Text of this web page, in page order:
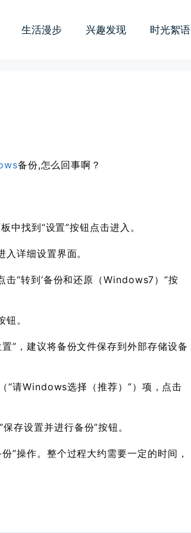
生活漫步 兴趣发现 时光絮语
备份,怎么回事啊？
中找到“设置”按钮点击进入。
详细设置界面。
击“转到‘备份和还原（Windows7）”按
。
”，建议将备份文件保存到外部存储设备
“请Windows选择（推荐）”）项，点击
存设置并进行备份”按钮。
”操作。整个过程大约需要一定的时间，